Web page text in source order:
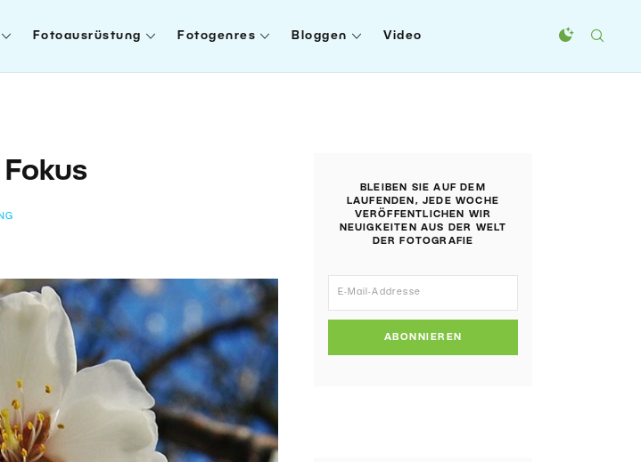
Fotoausrüstung Fotogenres Bloggen Video
BLEIBEN SIE AUF DEM
LAUFENDEN, JEDE WOCHE
VERÖFFENTLICHEN WIR
NEUIGKEITEN AUS DER WELT
DER FOTOGRAFIE
ABONNIEREN